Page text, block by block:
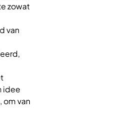
zowat
van
idee
om van